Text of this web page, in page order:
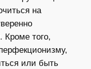
на
Кроме того,
или быть